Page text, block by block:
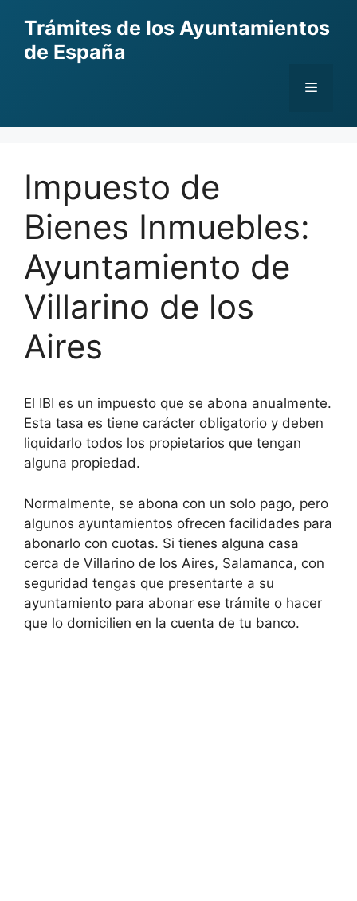
content
Trámites de los Ayuntamientos
de España
Menu
Impuesto de
Bienes Inmuebles:
Ayuntamiento de
Villarino de los
Aires
El IBI es un impuesto que se abona anualmente.
Esta tasa es tiene carácter obligatorio y deben
liquidarlo todos los propietarios que tengan
alguna propiedad.
Normalmente, se abona con un solo pago, pero
algunos ayuntamientos ofrecen facilidades para
abonarlo con cuotas. Si tienes alguna casa
cerca de Villarino de los Aires, Salamanca, con
seguridad tengas que presentarte a su
ayuntamiento para abonar ese trámite o hacer
que lo domicilien en la cuenta de tu banco.